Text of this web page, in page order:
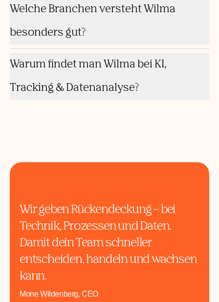
Projekte?
Welche Branchen versteht Wilma
besonders gut?
Warum findet man Wilma bei KI,
Wir geben Rückendeckung – bei
Technik, Prozessen und Daten.
Damit dein Team schneller
entscheiden, handeln und wachsen